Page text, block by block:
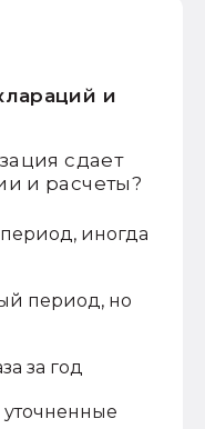
и
сдает
и расчеты?
иногда
период, но
за год